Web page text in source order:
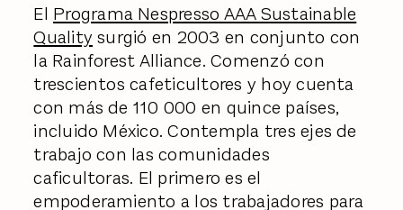
El Programa Nespresso AAA Sustainable
Quality surgió en 2003 en conjunto con
la Rainforest Alliance. Comenzó con
trescientos cafeticultores y hoy cuenta
con más de 110 000 en quince países,
incluido México. Contempla tres ejes de
trabajo con las comunidades
caficultoras. El primero es el
empoderamiento a los trabajadores para